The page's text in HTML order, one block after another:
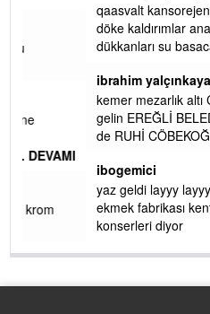
qaasvalt kansorejen madde
döke kaldırımlar ana yoldan
dükkanları su basacak ma...
ibrahim yalçınkaya
kemer mezarlık altı CİĞİRLİK
gelin EREĞLİ BELEDİYESİ o
de RUHİ CÖBEKOĞLU...
yaz geldi layyy layyy layy lom
ekmek fabrikası kent
konserleri diyor